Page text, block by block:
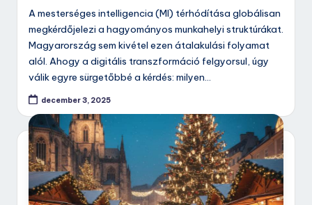
A mesterséges intelligencia (MI) térhódítása globálisan
megkérdőjelezi a hagyományos munkahelyi struktúrákat.
Magyarország sem kivétel ezen átalakulási folyamat
alól. Ahogy a digitális transzformáció felgyorsul, úgy
válik egyre sürgetőbbé a kérdés: milyen…
december 3, 2025